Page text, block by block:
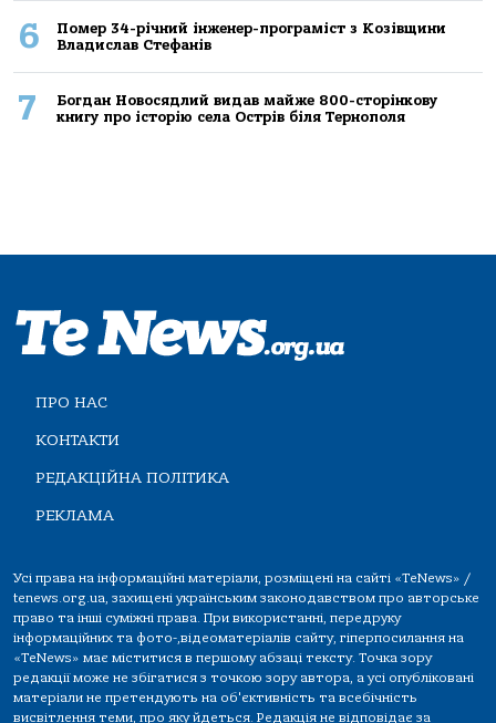
6
Помер 34-річний інженер-програміст з Козівщини
Владислав Стефанів
7
Богдан Новосядлий видав майже 800-сторінкову
книгу про історію села Острів біля Тернополя
ПРО НАС
КОНТАКТИ
РЕДАКЦІЙНА ПОЛІТИКА
РЕКЛАМА
Усі права на інформаційні матеріали, розміщені на сайті «TeNews» /
tenews.org.ua, захищені українським законодавством про авторське
право та інші суміжні права. При використанні, передруку
інформаційних та фото-,відеоматеріалів сайту, гіперпосилання на
«TeNews» має міститися в першому абзаці тексту. Точка зору
редакції може не збігатися з точкою зору автора, а усі опубліковані
матеріали не претендують на об'єктивність та всебічність
висвітлення теми, про яку йдеться. Редакція не відповідає за